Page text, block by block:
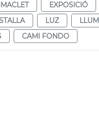
EXPOSICIÓ
LUZ LLUM
CAMI FONDO